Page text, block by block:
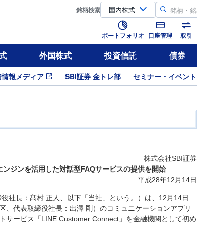
銘柄検索
ポートフォリオ 口座管理 取引
外国株式 投資信託 債券
報メディア SBI証券 金トレ部 セミナー・イベント
株式会社SBI証券
ジンを活用した対話型FAQサービスの提供を開始
平成28年12月14日
社長：髙村 正人、以下「当社」という。）は、12月14日
、代表取締役社長：出澤 剛）のコミュニケーションアプリ
サービス「LINE Customer Connect」を金融機関として初め